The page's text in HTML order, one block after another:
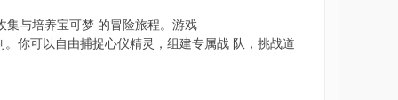
集与培养宝可梦 的冒险旅程。游戏
你可以自由捕捉心仪精灵，组建专属战 队，挑战道